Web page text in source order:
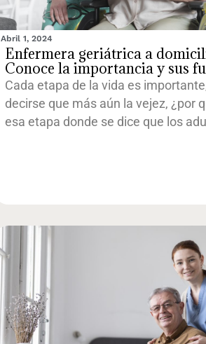
Abril 1, 2024
Enfermera geriátrica a
Conoce la importancia y sus
Cada etapa de la vida es
decirse que más aún la vejez, ¿por
esa etapa donde se dice que los